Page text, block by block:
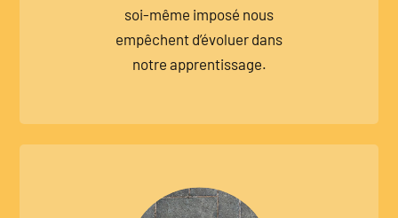
soi-même imposé nous
empêchent d’évoluer dans
notre apprentissage.